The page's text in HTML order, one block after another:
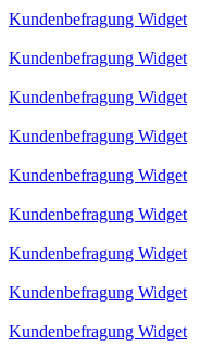
Kundenbefragung Widget
Kundenbefragung Widget
Kundenbefragung Widget
Kundenbefragung Widget
Kundenbefragung Widget
Kundenbefragung Widget
Kundenbefragung Widget
Kundenbefragung Widget
Kundenbefragung Widget